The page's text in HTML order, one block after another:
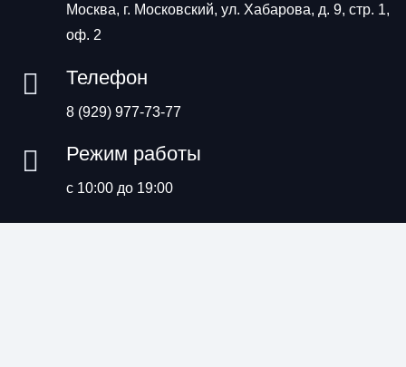
Москва, г. Московский, ул. Хабарова, д. 9, стр. 1,
оф. 2
Телефон
8 (929) 977-73-77
Режим работы
с 10:00 до 19:00